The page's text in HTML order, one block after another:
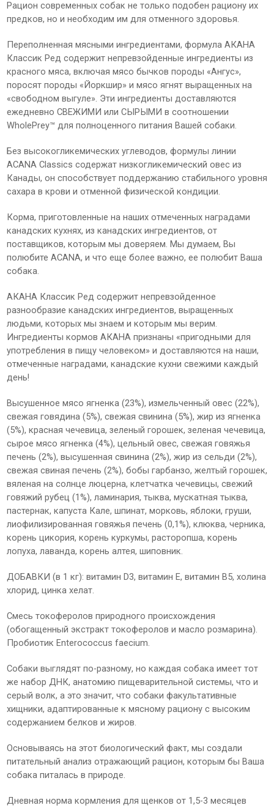
Рацион современных собак не только подобен рациону их
предков, но и необходим им для отменного здоровья.
Переполненная мясными ингредиентами, формула АКАНА
Классик Ред содержит непревзойденные ингредиенты из
красного мяса, включая мясо бычков породы «Ангус»,
поросят породы «Йоркшир» и мясо ягнят выращенных на
«свободном выгуле». Эти ингредиенты доставляются
ежедневно СВЕЖИМИ или СЫРЫМИ в соотношении
WholePrey™ для полноценного питания Вашей собаки.
Без высокогликемических углеводов, формулы линии
ACANA Classics содержат низкогликемический овес из
Канады, он способствует поддержанию стабильного уровня
сахара в крови и отменной физической кондиции.
Корма, приготовленные на наших отмеченных наградами
канадских кухнях, из канадских ингредиентов, от
поставщиков, которым мы доверяем. Мы думаем, Вы
полюбите ACANA, и что еще более важно, ее полюбит Ваша
собака.
АКАНА Классик Ред содержит непревзойденное
разнообразие канадских ингредиентов, выращенных
людьми, которых мы знаем и которым мы верим.
Ингредиенты кормов АКАНА признаны «пригодными для
употребления в пищу человеком» и доставляются на наши,
отмеченные наградами, канадские кухни свежими каждый
день!
Высушенное мясо ягненка (23%), измельченный овес (22%),
свежая говядина (5%), свежая свинина (5%), жир из ягненка
(5%), красная чечевица, зеленый горошек, зеленая чечевица,
сырое мясо ягненка (4%), цельный овес, свежая говяжья
печень (2%), высушенная свинина (2%), жир из сельди (2%),
свежая свиная печень (2%), бобы гарбанзо, желтый горошек,
вяленая на солнце люцерна, клетчатка чечевицы, свежий
говяжий рубец (1%), ламинария, тыква, мускатная тыква,
пастернак, капуста Кале, шпинат, морковь, яблоки, груши,
лиофилизированная говяжья печень (0,1%), клюква, черника,
корень цикория, корень куркумы, расторопша, корень
лопуха, лаванда, корень алтея, шиповник.
ДОБАВКИ (в 1 кг): витамин D3, витамин E, витамин B5, холина
хлорид, цинка хелат.
Смесь токоферолов природного происхождения
(обогащенный экстракт токоферолов и масло розмарина).
Пробиотик Enterococcus faecium.
Собаки выглядят по-разному, но каждая собака имеет тот
же набор ДНК, анатомию пищеварительной системы, что и
серый волк, а это значит, что собаки факультативные
хищники, адаптированные к мясному рациону с высоким
содержанием белков и жиров.
Основываясь на этот биологический факт, мы создали
питательный анализ отражающий рацион, которым бы Ваша
собака питалась в природе.
Дневная норма кормления для щенков от 1,5-3 месяцев